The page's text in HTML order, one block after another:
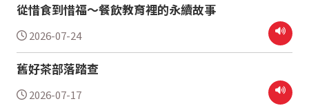
從惜食到惜福～餐飲教育裡的永續故事
2026-07-24
舊好茶部落踏查
2026-07-17